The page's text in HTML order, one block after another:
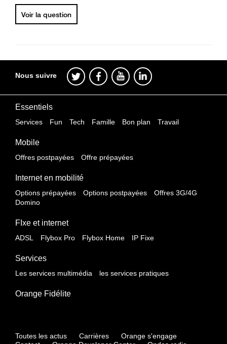
Voir la question
Nous suivre
Essentiels
Services Fun Tech Famille Bon plan Travail
Mobile
Offres postpayées Offre prépayées
Internet en mobilité
Options prépayées Options postpayées
Offres 3G/4G
Domino
FIxe et internet
ADSL Flybox Pro Flybox Home IP Fixe
Services
Les services multimédia les services pratiques
Orange Fidélite
Toutes les actus Carrières
Orange s'engage